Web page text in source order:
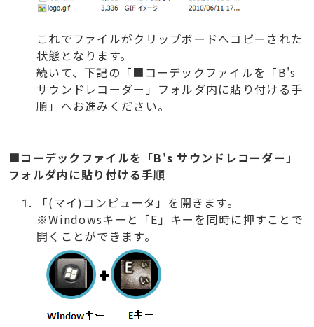
これでファイルがクリップボードへコピーされた
状態となります。
続いて、下記の「■コーデックファイルを「B's
サウンドレコーダー」フォルダ内に貼り付ける手
順」へお進みください。
■コーデックファイルを「B's サウンドレコーダー」
フォルダ内に貼り付ける手順
「(マイ)コンピュータ」を開きます。
※Windowsキーと「E」キーを同時に押すことで
開くことができます。